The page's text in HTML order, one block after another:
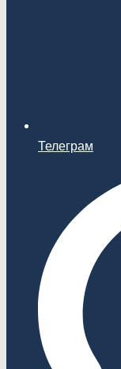
Телеграм